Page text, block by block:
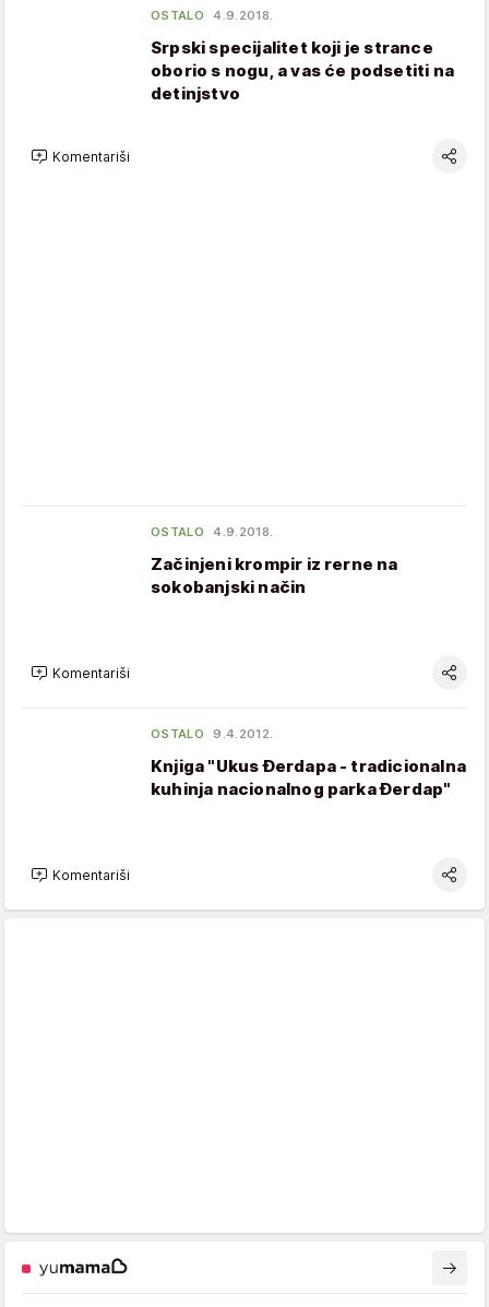
OSTALO 4.9.2018.
Srpski specijalitet koji je strance
oborio s nogu, a vas će podsetiti na
detinjstvo
Komentariši
OSTALO 4.9.2018.
Začinjeni krompir iz rerne na
sokobanjski način
Komentariši
OSTALO 9.4.2012.
Knjiga "Ukus Đerdapa - tradicionalna
kuhinja nacionalnog parka Đerdap"
Komentariši